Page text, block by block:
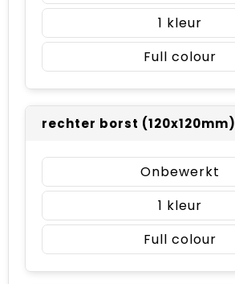
1
Full colour
rechter borst (120x120mm)
Onbewerkt
1
Full colour